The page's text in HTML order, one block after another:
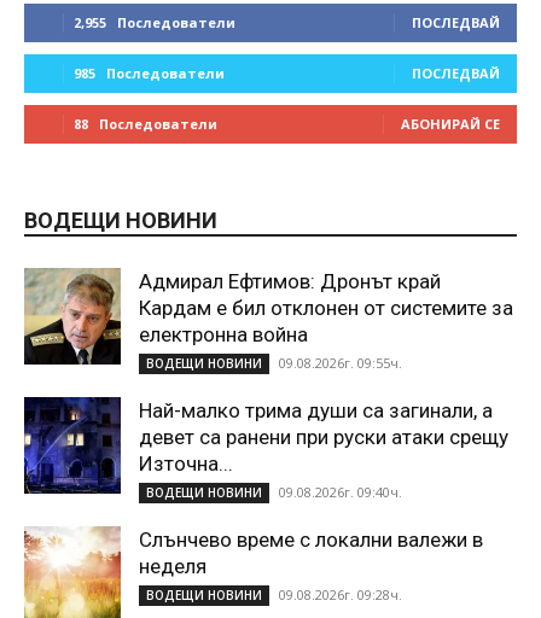
2,955 Последователи ПОСЛЕДВАЙ
985 Последователи ПОСЛЕДВАЙ
88 Последователи АБОНИРАЙ СЕ
ВОДЕЩИ НОВИНИ
Адмирал Ефтимов: Дронът край
Кардам е бил отклонен от системите за
електронна война
ВОДЕЩИ НОВИНИ 09.08.2026г. 09:55ч.
Най-малко трима души са загинали, а
девет са ранени при руски атаки срещу
Източна...
ВОДЕЩИ НОВИНИ 09.08.2026г. 09:40ч.
Слънчево време с локални валежи в
неделя
ВОДЕЩИ НОВИНИ 09.08.2026г. 09:28ч.